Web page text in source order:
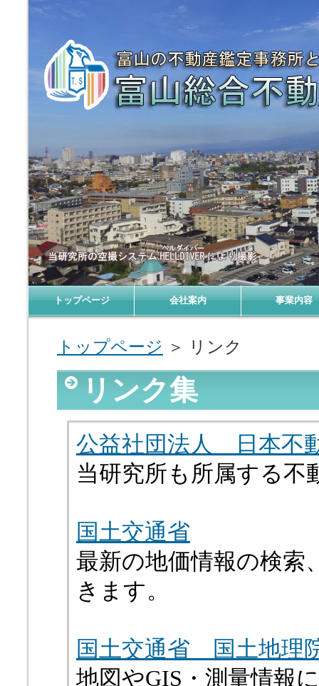
富山の不動産鑑定事務所は富山総合不動産研究所
トップページ ＞ リンク
リンク集
公益社団法人 日本不
当研究所も所属する不
国土交通省
最新の地価情報の検索
きます。
国土交通省 国土地理
地図やGIS・測量情報
トップページ 会社案内 事業内容